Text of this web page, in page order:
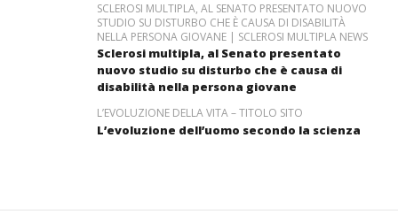
SCLEROSI MULTIPLA, AL SENATO PRESENTATO NUOVO
STUDIO SU DISTURBO CHE È CAUSA DI DISABILITÀ
NELLA PERSONA GIOVANE | SCLEROSI MULTIPLA NEWS
Sclerosi multipla, al Senato presentato
nuovo studio su disturbo che è causa di
disabilità nella persona giovane
L’EVOLUZIONE DELLA VITA – TITOLO SITO
L’evoluzione dell’uomo secondo la scienza